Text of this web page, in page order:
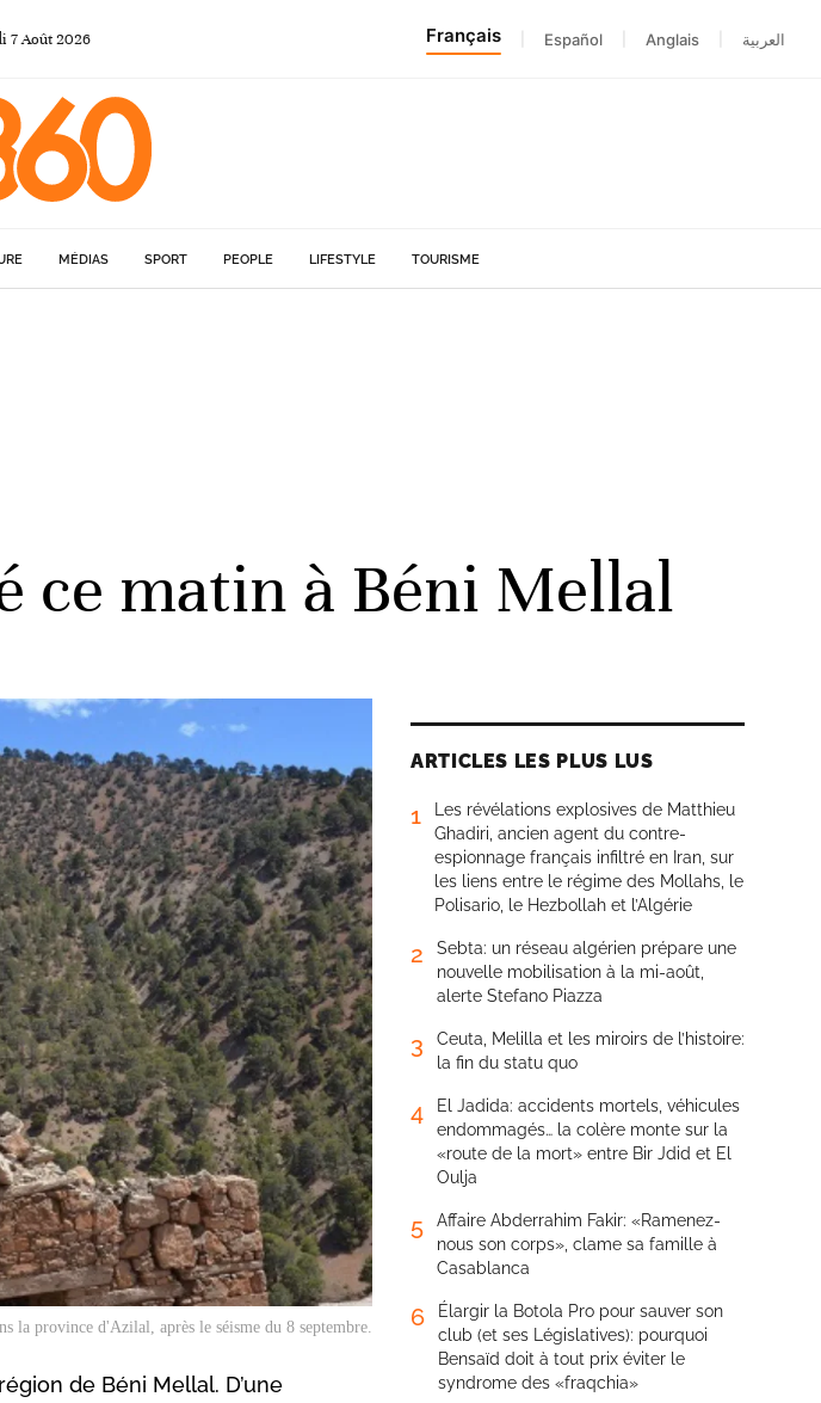
7Août 2026 Français Español Anglais العربية
MÉDIAS SPORT PEOPLE LIFESTYLE TOURISME
ce matin à Béni Mellal
la province d'Azilal, après le séisme du 8 septembre.
de Béni Mellal. D’une
ARTICLES LES PLUS LUS
1
Les révélations explosives de Matthieu
Ghadiri, ancien agent du contre-
espionnage français infiltré en Iran, sur
les liens entre le régime des Mollahs, le
Polisario, le Hezbollah et l’Algérie
2
Sebta: un réseau algérien prépare une
nouvelle mobilisation à la mi-août,
alerte Stefano Piazza
3
Ceuta, Melilla et les miroirs de l’histoire:
la fin du statu quo
4
El Jadida: accidents mortels, véhicules
endommagés… la colère monte sur la
«route de la mort» entre Bir Jdid et El
Oulja
5
Affaire Abderrahim Fakir: «Ramenez-
nous son corps», clame sa famille à
Casablanca
6
Élargir la Botola Pro pour sauver son
club (et ses Législatives): pourquoi
Bensaïd doit à tout prix éviter le
syndrome des «fraqchia»